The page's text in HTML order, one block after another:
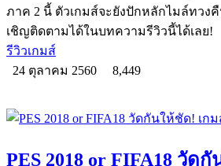
ภาค 2 นี้ ตัวเกมส์จะยังปักหลักไมล์ทวง
เชิญติดตามได้ในบทความรีวิวนี้ได้เลย!
รีวิวเกมส์
24 ตุลาคม 2560
8,449
PES 2018 or FIFA18 วั